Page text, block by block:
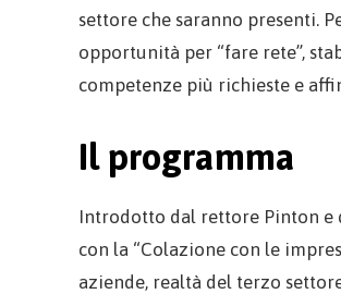
settore che saranno presenti.
opportunità per “fare rete”,
competenze più richieste e
Il programma
Introdotto dal rettore Pinton e
con la “Colazione con le
aziende, realtà del terzo